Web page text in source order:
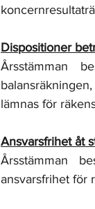
Dispositioner
Årsstämman
lämnas för
Ansvarsfrihet åt
Årsstämman
ansvarsfrihet för